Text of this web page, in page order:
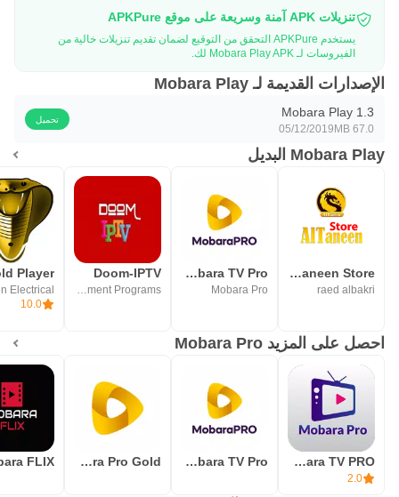
تنزيلات APK آمنة وسريعة على موقع APKPure
يستخدم APKPure التحقق من التوقيع لضمان تقديم تنزيلات خالية من
الفيروسات لـ Mobara Play APK لك.
الإصدارات القديمة لـ Mobara Play
Mobara Play 1.3
67.0 MB
05/12/2019
تحميل
Mobara Play البديل
AlTaneen Store
raed albakri
Mobara TV Pro
Mobara Pro
Doom-IPTV
Entertainment Programs
10.0
احصل على المزيد Mobara Pro
Mobara TV PRO
2.0
Mobara TV Pro
Mobara Pro Gold
FLIX